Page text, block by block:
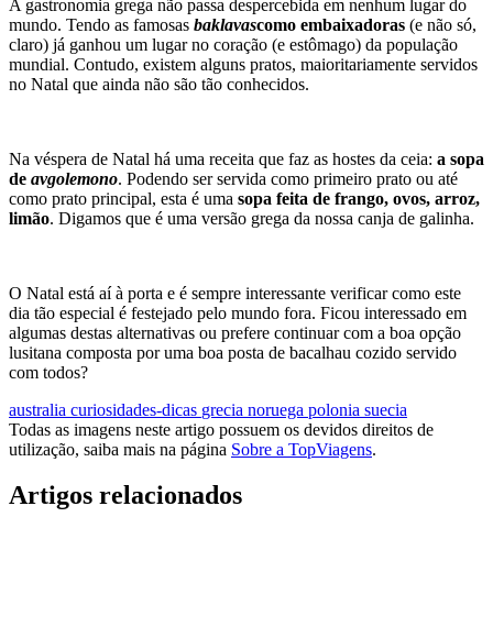
nomeadamentecosteletas de porcoe delutefisk – um prato de
bacalhau. Contudo,não é um bacalhau qualquer. Este passa pelo
seguinte processo: 1) é seco ao ar livre; 2) é mergulhado em água
durante vários dias seguidos; 3) éadicionada lixívia à água
durante dois dias; 4) mais alguns dias em água fria; 5) adquire uma
pedaços de bacon e puré de ervilha. Atrevia-se a provar esta iguaria?
Grécia
claro) já ganhou um lugar no coração (e estômago) da população
mundial. Contudo, existem alguns pratos, maioritariamente servidos
no Natal que ainda não são tão conhecidos.
deavgolemono. Podendo ser servida como primeiro prato ou até
como prato principal, esta é umasopa feita de frango, ovos, arroz,
limão. Digamos que é uma versão grega da nossa canja de galinha.